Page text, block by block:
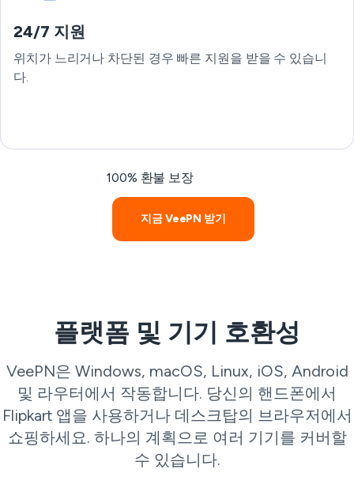
24/7 지원
위치가 느리거나 차단된 경우 빠른 지원을 받을 수 있습니
다.
100% 환불 보장
지금 VeePN 받기
플랫폼 및 기기 호환성
VeePN은 Windows, macOS, Linux, iOS, Android
및 라우터에서 작동합니다. 당신의 핸드폰에서
Flipkart 앱을 사용하거나 데스크탑의 브라우저에서
쇼핑하세요. 하나의 계획으로 여러 기기를 커버할
수 있습니다.